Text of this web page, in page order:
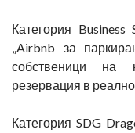
Категория
„Airbnb за
собственици на
резервация в
Категория SDG